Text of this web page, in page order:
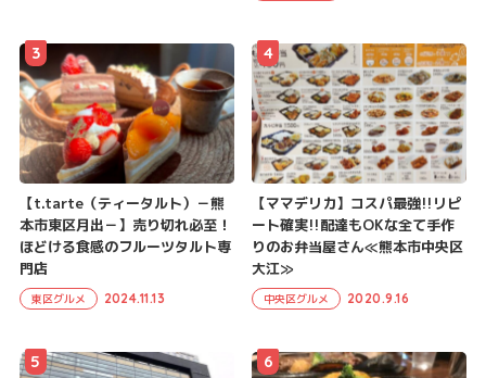
【t.tarte（ティータルト）－熊
本市東区月出－】売り切れ必至！
ほどける食感のフルーツタルト専
門店
東区グルメ 2024.11.13
3
【ママデリカ】コスパ最強!!リピ
ート確実!!配達もOKな全て手作
りのお弁当屋さん≪熊本市中央区
大江≫
中央区グルメ 2020.9.16
4
5 6